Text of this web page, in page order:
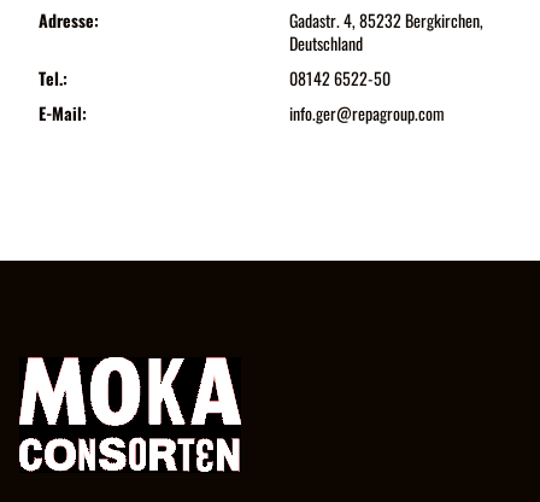
Adresse:
Gadastr. 4, 85232 Bergkirchen,
Deutschland
Tel.:
08142 6522-50
E-Mail:
info.ger@repagroup.com